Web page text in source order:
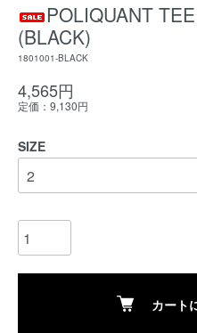
POLIQUANT
(BLACK)
1801001-BLACK
4,565円
定価：9,130円
SIZE
カート